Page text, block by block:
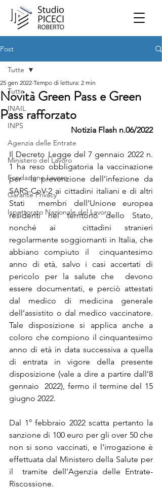
Post
Tutte
INAIL
INPS
Agenzia delle Entrate
Ministero del Lavoro
Fondazione Lavoro
Garante Privacy
Ispettorato Nazionale del Lavoro
Tutte
Novità Green Pass e Green
Pass rafforzato
25 gen 2022 Tempo di lettura: 2 min
Notizia Flash n.06/2022
Il Decreto Legge del 7 gennaio 2022 n.
1 ha reso obbligatoria la vaccinazione
per  la prevenzione dell’infezione da
SARS-CoV-2 ai cittadini italiani e di altri
Stati  membri dell’Unione europea
residenti nel territorio dello Stato,
nonché ai  cittadini stranieri
regolarmente soggiornanti in Italia, che
abbiano compiuto il  cinquantesimo
anno di età, salvo i casi accertati di
pericolo per la salute che  devono
essere documentati, e perciò attestati
dal medico di medicina generale
dell’assistito o dal medico vaccinatore.
Tale disposizione si applica anche a
coloro che compiono il cinquantesimo
anno di età in data successiva a quella
di entrata in vigore della presente
disposizione (vale a dire a partire dall’8
gennaio  2022), fermo il termine del 15
giugno 2022.
Dal 1° febbraio 2022 scatta pertanto la
sanzione di 100 euro per gli over 50 che
non si sono vaccinati, e l’irrogazione è
effettuata dal Ministero della Salute per
il  tramite dell’Agenzia delle Entrate-
Riscossione.